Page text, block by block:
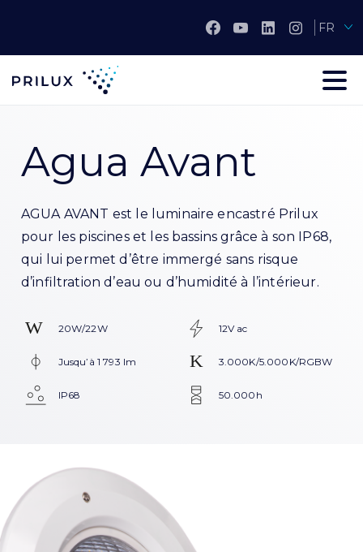
FR
Agua Avant
AGUA AVANT est le luminaire encastré Prilux
pour les piscines et les bassins grâce à son IP68,
qui lui permet d’être immergé sans risque
d’infiltration d’eau ou d’humidité à l’intérieur.
20W/22W
Jusqu’à 1 793 lm
IP68
12V ac
3.000K/5.000K/RGBW
50.000h